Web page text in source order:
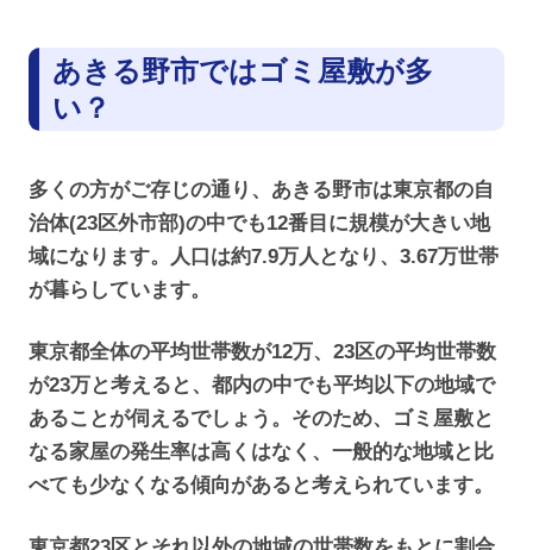
あきる野市ではゴミ屋敷が多
い？
多くの方がご存じの通り、あきる野市は東京都の自
治体(23区外市部)の中でも12番目に規模が大きい地
域になります。人口は約7.9万人となり、3.67万世帯
が暮らしています。
東京都全体の平均世帯数が12万、23区の平均世帯数
が23万と考えると、都内の中でも平均以下の地域で
あることが伺えるでしょう。そのため、ゴミ屋敷と
なる家屋の発生率は高くはなく、一般的な地域と比
べても少なくなる傾向があると考えられています。